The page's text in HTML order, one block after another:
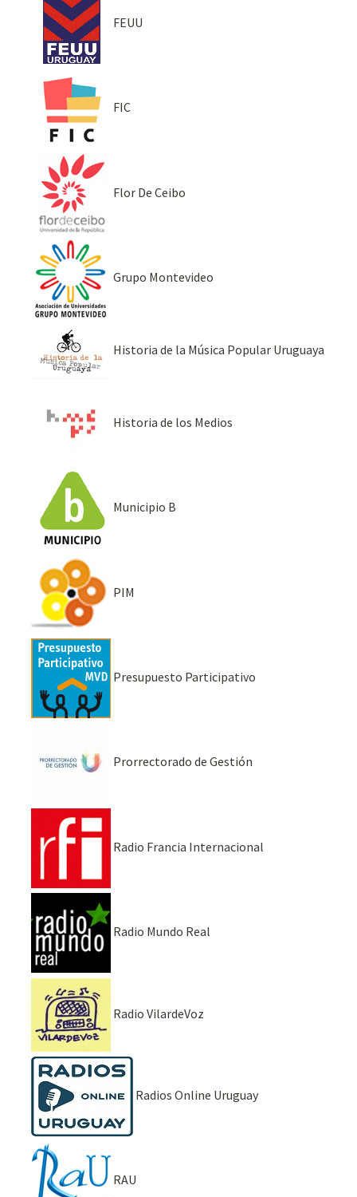
FEUU
FIC
Flor De Ceibo
Grupo Montevideo
Historia de la Música Popular Uruguaya
Historia de los Medios
Municipio B
PIM
Presupuesto Participativo
Prorrectorado de Gestión
Radio Francia Internacional
Radio Mundo Real
Radio VilardeVoz
Radios Online Uruguay
RAU